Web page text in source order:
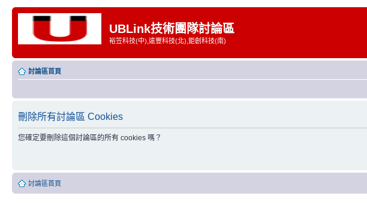
UBLink技術團隊討論區
裕笠科技(中),遠豐科技(北),鉅創科技(南)
討論區首頁
刪除所有討論區 Cookies
您確定要刪除這個討論區的所有 cookies 嗎？
討論區首頁